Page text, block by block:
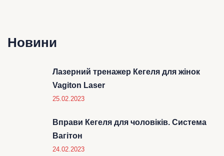
Новини
Лазерний тренажер Кегеля для жінок
Vagiton Laser
25.02.2023
Вправи Кегеля для чоловіків. Система
Вагітон
24.02.2023